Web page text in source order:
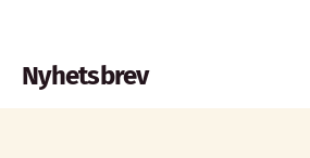
Nyhetsbrev